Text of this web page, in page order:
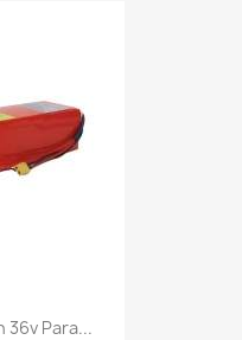
36v Para...